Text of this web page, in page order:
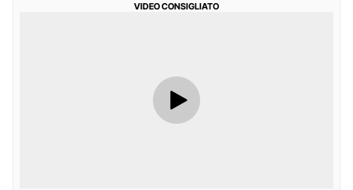
VIDEO CONSIGLIATO